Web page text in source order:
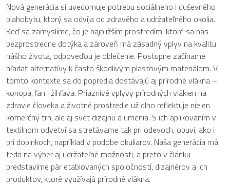
Nová generácia si uvedomuje potrebu sociálneho i duševného
blahobytu, ktorý sa odvíja od zdravého a udržateľného okolia.
Keď sa zamyslíme, čo je najbližším prostredím, ktoré sa nás
bezprostredne dotýka a zároveň má zásadný vplyv na kvalitu
nášho života, odpoveďou je oblečenie. Postupne začíname
hľadať alternatívy k často škodlivým plastovým materiálom. V
tomto kontexte sa do popredia dostávajú aj prírodné vlákna –
konopa, ľan i žihľava. Priaznivé vplyvy prírodných vlákien na
zdravie človeka a životné prostredie už dlho reflektuje nielen
komerčný trh, ale aj svet dizajnu a umenia. S ich aplikovaním v
textilnom odvetví sa stretávame tak pri odevoch, obuvi, ako i
pri doplnkoch, napríklad v podobe okuliarov. Naša generácia má
teda na výber aj udržateľné možnosti, a preto v článku
predstavíme pár etablovaných spoločností, dizajnérov a ich
produktov, ktoré využívajú prírodné vlákna.